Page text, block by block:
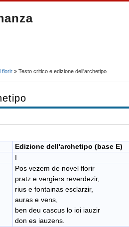
florir » Testo critico e edizione dell'archetipo
Edizione dell'archetipo (base E)
I
Pos vezem de novel florir
​pratz e vergiers reverdezir,
rius e fontainas esclarzir,
auras e vens,
ben deu cascus lo ioi iauzir
don es iauzens.